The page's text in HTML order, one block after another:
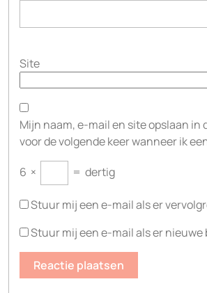
Site
Mijn naam, e-mail en site opslaan in
voor de volgende keer wanneer ik
6 × = dertig
Stuur mij een e-mail als er
Stuur mij een e-mail als er